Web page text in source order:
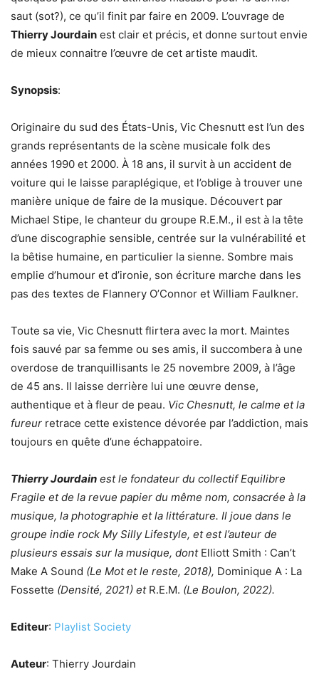
saut (sot?), ce qu’il finit par faire en 2009. L’ouvrage de
Thierry Jourdain est clair et précis, et donne surtout envie
de mieux connaitre l’œuvre de cet artiste maudit.
Synopsis:
Originaire du sud des États-Unis, Vic Chesnutt est l’un des
grands représentants de la scène musicale folk des
années 1990 et 2000. À 18 ans, il survit à un accident de
voiture qui le laisse paraplégique, et l’oblige à trouver une
manière unique de faire de la musique. Découvert par
Michael Stipe, le chanteur du groupe R.E.M., il est à la tête
d’une discographie sensible, centrée sur la vulnérabilité et
la bêtise humaine, en particulier la sienne. Sombre mais
emplie d’humour et d’ironie, son écriture marche dans les
pas des textes de Flannery O’Connor et William Faulkner.
Toute sa vie, Vic Chesnutt flirtera avec la mort. Maintes
fois sauvé par sa femme ou ses amis, il succombera à une
overdose de tranquillisants le 25 novembre 2009, à l’âge
de 45 ans. Il laisse derrière lui une œuvre dense,
authentique et à fleur de peau. Vic Chesnutt, le calme et la
fureur retrace cette existence dévorée par l’addiction, mais
toujours en quête d’une échappatoire.
Thierry Jourdain est le fondateur du collectif Equilibre
Fragile et de la revue papier du même nom, consacrée à la
musique, la photographie et la littérature. Il joue dans le
groupe indie rock My Silly Lifestyle, et est l’auteur de
plusieurs essais sur la musique, dont Elliott Smith : Can’t
Make A Sound (Le Mot et le reste, 2018), Dominique A : La
Fossette (Densité, 2021) et R.E.M. (Le Boulon, 2022).
Editeur: Playlist Society
Auteur: Thierry Jourdain